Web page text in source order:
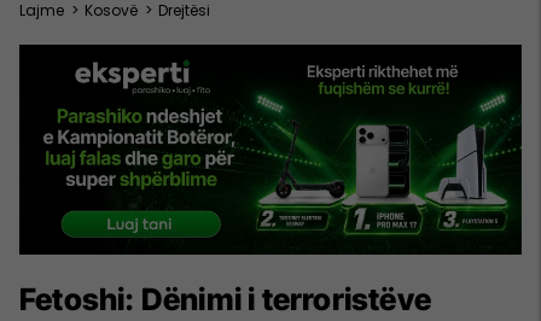
Lajme > Kosovë > Drejtësi
Fetoshi: Dënimi i terroristëve